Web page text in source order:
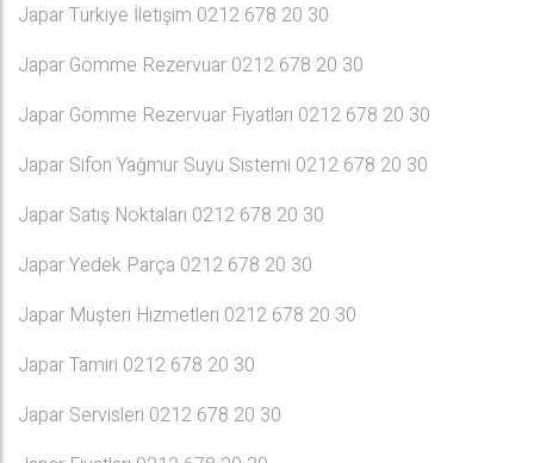
Japar Türkiye İletişim 0212 678 20 30
Japar Gömme Rezervuar 0212 678 20 30
Japar Gömme Rezervuar Fiyatları 0212 678 20 30
Japar Sifon Yağmur Suyu Sistemi 0212 678 20 30
Japar Satış Noktaları 0212 678 20 30
Japar Yedek Parça 0212 678 20 30
Japar Müşteri Hizmetleri 0212 678 20 30
Japar Tamiri 0212 678 20 30
Japar Servisleri 0212 678 20 30